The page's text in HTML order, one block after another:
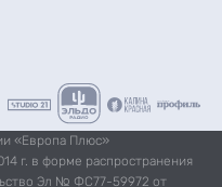
«Европа Плюс»
г. в форме распространения
Эл № ФС77-59972 от